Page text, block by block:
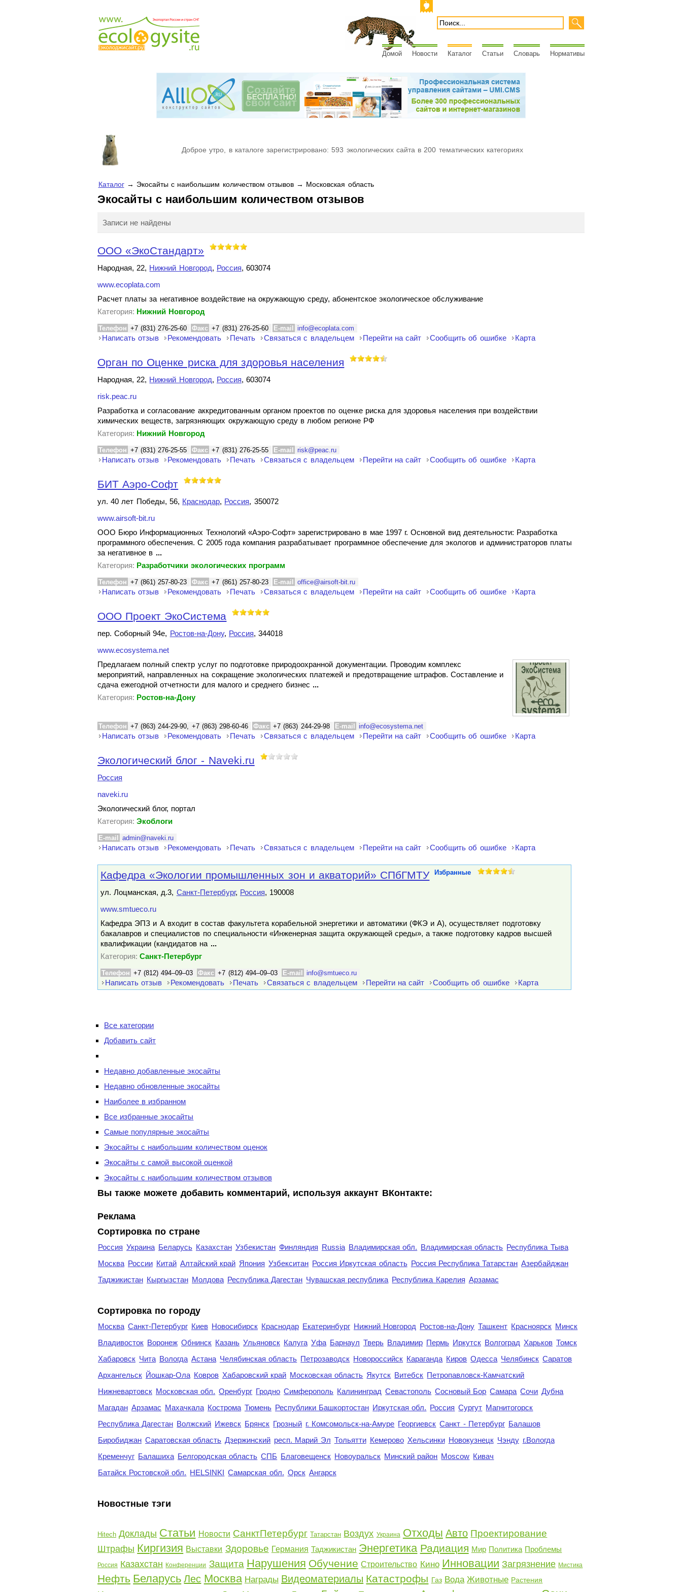
Домой Новости Каталог Статьи Словарь Нормативы
Доброе утро, в каталоге зарегистрировано: 593 экологических сайта в 200 тематических категориях
Каталог→ Экосайты с наибольшим количеством отзывов → Московская область
Экосайты с наибольшим количеством отзывов
Записи не найдены
ООО «ЭкоСтандарт»
Народная, 22, Нижний Новгород, Россия, 603074
www.ecoplata.com
Расчет платы за негативное воздействие на окружающую среду, абонентское экологическое обслуживание
Категория: Нижний Новгород
Телефон +7 (831) 276-25-60 Факс +7 (831) 276-25-60 E-mail info@ecoplata.com
Написать отзыв Рекомендовать Печать Связаться с владельцем Перейти на сайт Сообщить об ошибке Карта
Орган по Оценке риска для здоровья населения
Народная, 22, Нижний Новгород, Россия, 603074
risk.peac.ru
Разработка и согласование аккредитованным органом проектов по оценке риска для здоровья населения при воздействии
химических веществ, загрязняющих окружающую среду в любом регионе РФ
Категория: Нижний Новгород
Телефон +7 (831) 276-25-55 Факс +7 (831) 276-25-55 E-mail risk@peac.ru
Написать отзыв Рекомендовать Печать Связаться с владельцем Перейти на сайт Сообщить об ошибке Карта
БИТ Аэро-Софт
ул. 40 лет Победы, 56, Краснодар, Россия, 350072
www.airsoft-bit.ru
ООО Бюро Информационных Технологий «Аэро-Софт» зарегистрировано в мае 1997 г. Основной вид деятельности: Разработка
программного обеспечения. С 2005 года компания разрабатывает программное обеспечение для экологов и администраторов платы
за негативное в ...
Категория: Разработчики экологических программ
Телефон +7 (861) 257-80-23 Факс +7 (861) 257-80-23 E-mail office@airsoft-bit.ru
Написать отзыв Рекомендовать Печать Связаться с владельцем Перейти на сайт Сообщить об ошибке Карта
ООО Проект ЭкоСистема
пер. Соборный 94е, Ростов-на-Дону, Россия, 344018
www.ecosystema.net
Предлагаем полный спектр услуг по подготовке природоохранной документации. Проводим комплекс
мероприятий, направленных на сокращение экологических платежей и предотвращение штрафов. Составление и
сдача ежегодной отчетности для малого и среднего бизнес ...
Категория: Ростов-на-Дону
Телефон +7 (863) 244-29-90, +7 (863) 298-60-46 Факс +7 (863) 244-29-98 E-mail info@ecosystema.net
Написать отзыв Рекомендовать Печать Связаться с владельцем Перейти на сайт Сообщить об ошибке Карта
Экологический блог - Naveki.ru
Россия
naveki.ru
Экологический блог, портал
Категория: Экоблоги
E-mail admin@naveki.ru
Написать отзыв Рекомендовать Печать Связаться с владельцем Перейти на сайт Сообщить об ошибке Карта
Кафедра «Экологии промышленных зон и акваторий» СПбГМТУ Избранные
ул. Лоцманская, д.3, Санкт-Петербург, Россия, 190008
www.smtueco.ru
Кафедра ЭПЗ и А входит в состав факультета корабельной энергетики и автоматики (ФКЭ и А), осуществляет подготовку
бакалавров и специалистов по специальности «Инженерная защита окружающей среды», а также подготовку кадров высшей
квалификации (кандидатов на ...
Категория: Санкт-Петербург
Телефон +7 (812) 494–09–03 Факс +7 (812) 494–09–03 E-mail info@smtueco.ru
Написать отзыв Рекомендовать Печать Связаться с владельцем Перейти на сайт Сообщить об ошибке Карта
Все категории
Добавить сайт
Недавно добавленные экосайты
Недавно обновленные экосайты
Наиболее в избранном
Все избранные экосайты
Самые популярные экосайты
Экосайты с наибольшим количеством оценок
Экосайты с самой высокой оценкой
Экосайты с наибольшим количеством отзывов
Вы также можете добавить комментарий, используя аккаунт ВКонтакте:
Реклама
Сортировка по стране
Россия Украина Беларусь Казахстан Узбекистан Финляндия Russia Владимирская обл. Владимирская область Республика Тыва
Москва России Китай Алтайский край Япония Узбекситан Россия Иркутская область Россия Республика Татарстан Азербайджан
Таджикистан Кыргызстан Молдова Республика Дагестан Чувашская республика Республика Карелия Арзамас
Cортировка по городу
Москва Санкт-Петербург Киев Новосибирск Краснодар Екатеринбург Нижний Новгород Ростов-на-Дону Ташкент Красноярск Минск
Владивосток Воронеж Обнинск Казань Ульяновск Калуга Уфа Барнаул Тверь Владимир Пермь Иркутск Волгоград Харьков Томск
Хабаровск Чита Вологда Астана Челябинская область Петрозаводск Новороссийск Караганда Киров Одесса Челябинск Саратов
Архангельск Йошкар-Ола Ковров Хабаровский край Московская область Якутск Витебск Петропавловск-Камчатский
Нижневартовск Московская обл. Оренбург Гродно Симферополь Калининград Севастополь Сосновый Бор Самара Сочи Дубна
Магадан Арзамас Махачкала Кострома Тюмень Республики Башкортостан Иркутская обл. Россия Сургут Магнитогорск
Республика Дагестан Волжский Ижевск Брянск Грозный г. Комсомольск-на-Амуре Георгиевск Санкт - Петербург Балашов
Биробиджан Саратовская область Дзержинский респ. Марий Эл Тольятти Кемерово Хельсинки Новокузнецк Чэнду г.Вологда
Кременчуг Балашиха Белгородская область СПБ Благовещенск Новоуральск Минский район Moscow Кивач
Батайск Ростовской обл. HELSINKI Самарская обл. Орск Ангарск
Новостные тэги
Hitech Доклады Статьи Новости СанктПетербург Татарстан Воздух Украина Отходы Авто Проектирование
Штрафы Киргизия Выставки Здоровье Германия Таджикистан Энергетика Радиация Мир Политика Проблемы
Россия Казахстан Конференции Защита Нарушения Обучение Строительство Кино Инновации Загрязнение Мистика
Нефть Беларусь Лес Москва Награды Видеоматериалы Катастрофы Газ Вода Животные Растения